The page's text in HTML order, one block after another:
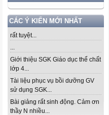
CÁC Ý KIẾN MỚI NHẤT
rất tuyệt...
...
Giới thiệu SGK Giáo dục thể chất
lớp 4...
Tài liệu phục vụ bồi dưỡng GV
sử dụng SGK...
Bài giảng rất sinh động. Cảm ơn
thầy N nhiều...